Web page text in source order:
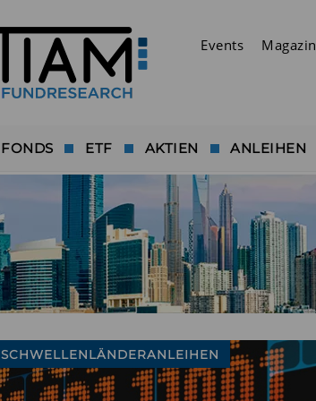
Events Magazin
FONDS ETF AKTIEN ANLEIHEN
SCHWELLENLÄNDERANLEIHEN